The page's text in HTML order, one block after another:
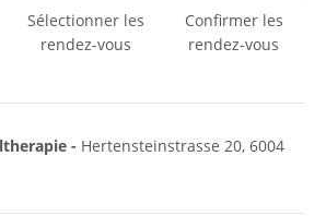
Sélectionner les
rendez-vous
Confirmer les
rendez-vous
- Hertensteinstrasse 20, 6004